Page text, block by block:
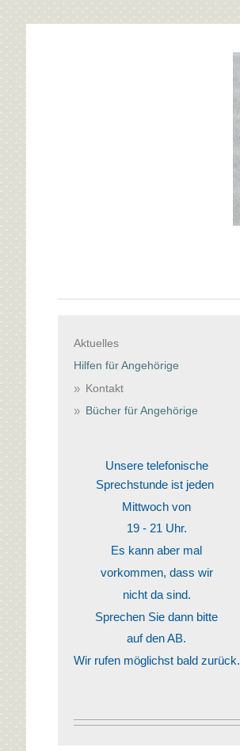
Aktuelles
Hilfen für Angehörige
Kontakt
Bücher für Angehörige
Unsere telefonische
Sprechstunde ist jeden
Mittwoch von
19 - 21 Uhr.
Es kann aber mal
vorkommen, dass wir
nicht da sind.
Sprechen Sie dann bitte
auf den AB.
Wir rufen möglichst bald zurück.